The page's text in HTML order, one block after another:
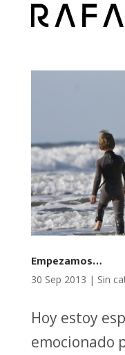
Empezamos…
30 Sep 2013 | Sin
Hoy estoy
emocionado